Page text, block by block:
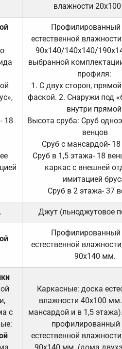
влажности
18
Профилированный
естественной
90х140/140х140/
выбранной
профиля:
1. С двух сторон,
фаской. 2. Снаружи под
внутри
Высота сруба: Сруб
венцов
Сруб с мансардой-
Сруб в 1,5 этажа- 18
каркас с внешней
имитацией
Сруб в 2 этажа- 37
Джут (льноджутовое
Профилированный
естественной
90х140 мм.
с
Каркасные: доска
влажности 40х100
мансардой и в 1,5
профилированный
естественной